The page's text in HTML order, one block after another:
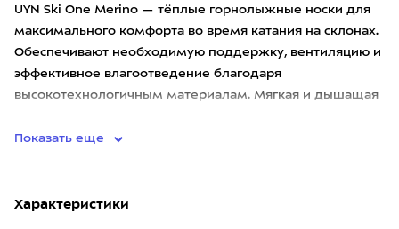
UYN Ski One Merino — тёплые горнолыжные носки для
максимального комфорта во время катания на склонах.
Обеспечивают необходимую поддержку, вентиляцию и
эффективное влагоотведение благодаря
высокотехнологичным материалам. Мягкая и дышащая
Показать еще
Характеристики